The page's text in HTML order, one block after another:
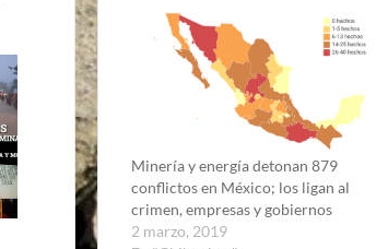
Minería y energía detonan 879
conflictos en México; los ligan al
crimen, empresas y gobiernos
2 marzo, 2019